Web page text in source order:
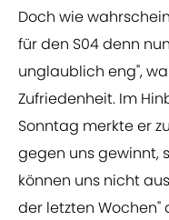
Doch wie
für den S04 denn
unglaublich eng",
Zufriedenheit. Im
Sonntag merkte er
gegen uns gewinnt,
können uns nicht
der letzten